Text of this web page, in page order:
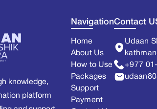
knowledge,
platform
Navigation
Home
About Us
How to Use
Packages
Support
Payment
Contact
Udaan
+977